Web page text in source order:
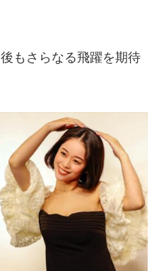
もさらなる飛躍を期待